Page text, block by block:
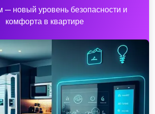
новый уровень безопасности и
комфорта в квартире